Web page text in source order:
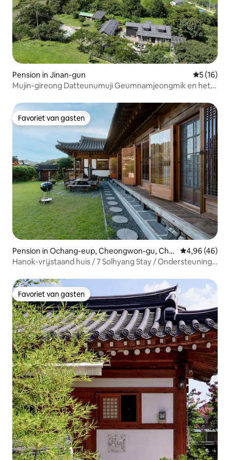
Pension in Jinan-gun
5 (16)
Mujin-gireong Datteunumuji Geumnamjeongmik en het
Favoriet van gasten
Favoriet van gasten
Pension in Ochang-eup, Cheongwon-gu, Che
ongju-si
Gemiddelde
4,96 (46)
Hanok-vrijstaand huis / 7 Solhyang Stay / Ondersteuning
Organisatie / Uitstekende behandeling / 7 Japanse
cipressen / Geen toegang voor gasten van andere
accommodaties
Favoriet van gasten
Favoriet van gasten